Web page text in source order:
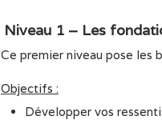
Niveau 1 – Les
Ce premier niveau pose les
Objectifs :
Développer vos